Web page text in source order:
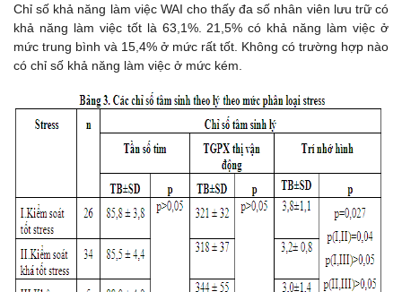
Chỉ số khả năng làm việc WAI cho thấy đa số nhân viên lưu trữ có
khả năng làm việc tốt là 63,1%. 21,5% có khả năng làm việc ở
mức trung bình và 15,4% ở mức rất tốt. Không có trường hợp nào
có chỉ số khả năng làm việc ở mức kém.